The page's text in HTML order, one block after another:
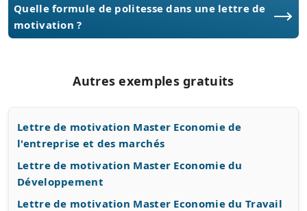
Quelle formule de politesse dans une lettre de
motivation ?
Autres exemples gratuits
Lettre de motivation Master Economie de
l'entreprise et des marchés
Lettre de motivation Master Economie du
Développement
Lettre de motivation Master Economie du Travail